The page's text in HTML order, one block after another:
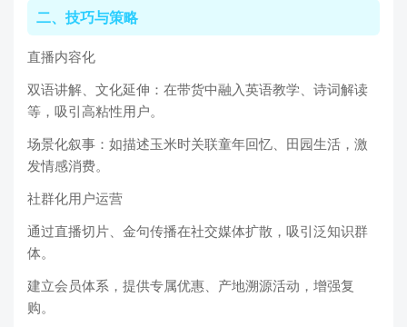
二、技巧与策略
直播内容化
双语讲解、文化延伸：在带货中融入英语教学、诗词解读
等，吸引高粘性用户。
场景化叙事：如描述玉米时关联童年回忆、田园生活，激
发情感消费。
社群化用户运营
通过直播切片、金句传播在社交媒体扩散，吸引泛知识群
体。
建立会员体系，提供专属优惠、产地溯源活动，增强复
购。